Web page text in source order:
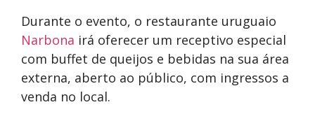
Durante o evento, o restaurante uruguaio
Narbona irá oferecer um receptivo especial
com buffet de queijos e bebidas na sua área
externa, aberto ao público, com ingressos a
venda no local.